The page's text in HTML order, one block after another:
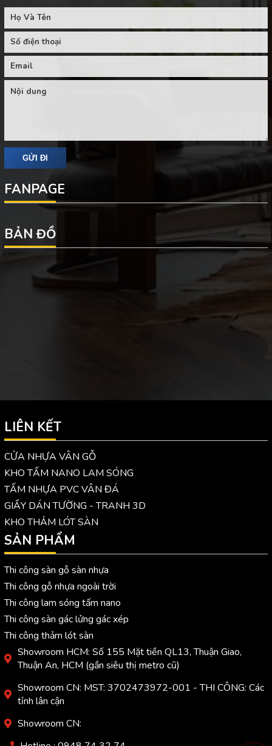
FANPAGE
BẢN ĐỒ
LIÊN KẾT
CỬA NHỰA VÂN GỖ
KHO TẤM NANO LAM SÓNG
TẤM NHỰA PVC VÂN ĐÁ
GIẤY DÁN TƯỜNG - TRANH 3D
KHO THẢM LÓT SÀN
SẢN PHẨM
Thi công sàn gỗ sàn nhựa
Thi công gỗ nhựa ngoài trời
Thi công lam sóng tấm nano
Thi công sàn gác lửng gác xép
Thi công thảm lót sàn
Showroom HCM: Số 155 Mặt tiền QL13, Thuận Giao,
Thuận An, HCM (gần siêu thị metro cũ)
Showroom CN: MST: 3702473972-001 - THI CÔNG: Các
tỉnh lân cận
Showroom CN: